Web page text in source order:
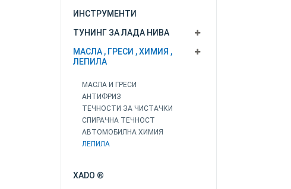
ИНСТРУМЕНТИ
ТУНИНГ ЗА ЛАДА НИВА
МАСЛА , ГРЕСИ , ХИМИЯ ,
ЛЕПИЛА
МАСЛА И ГРЕСИ
АНТИФРИЗ
ТЕЧНОСТИ ЗА ЧИСТАЧКИ
СПИРАЧНА ТЕЧНОСТ
АВТОМОБИЛНА ХИМИЯ
ЛЕПИЛА
XADO ®